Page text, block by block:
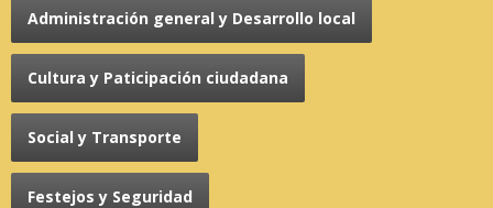
Administración general y Desarrollo local
Cultura y Paticipación ciudadana
Social y Transporte
Festejos y Seguridad